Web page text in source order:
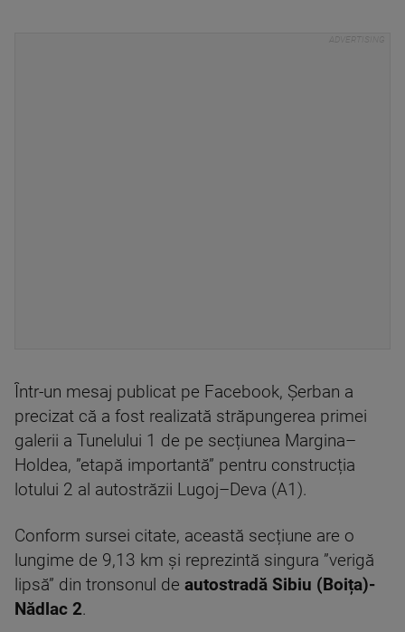
Într-un mesaj publicat pe Facebook, Șerban a
precizat că a fost realizată străpungerea primei
galerii a Tunelului 1 de pe secțiunea Margina–
Holdea, ”etapă importantă” pentru construcția
lotului 2 al autostrăzii Lugoj–Deva (A1).
Conform sursei citate, această secțiune are o
lungime de 9,13 km și reprezintă singura ”verigă
lipsă” din tronsonul de autostradă Sibiu (Boița)-
Nădlac 2.